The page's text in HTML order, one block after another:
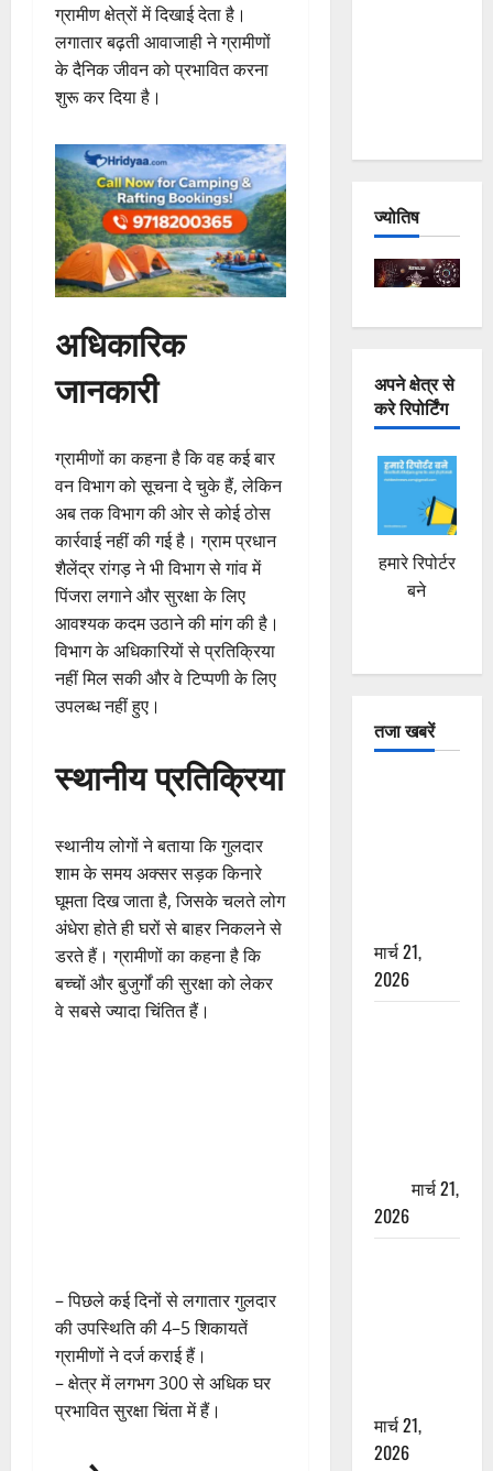
ग्रामीण क्षेत्रों में दिखाई देता है।
लगातार बढ़ती आवाजाही ने ग्रामीणों
के दैनिक जीवन को प्रभावित करना
शुरू कर दिया है।
अधिकारिक
जानकारी
ग्रामीणों का कहना है कि वह कई बार
वन विभाग को सूचना दे चुके हैं, लेकिन
अब तक विभाग की ओर से कोई ठोस
कार्रवाई नहीं की गई है। ग्राम प्रधान
शैलेंद्र रांगड़ ने भी विभाग से गांव में
पिंजरा लगाने और सुरक्षा के लिए
आवश्यक कदम उठाने की मांग की है।
विभाग के अधिकारियों से प्रतिक्रिया
नहीं मिल सकी और वे टिप्पणी के लिए
उपलब्ध नहीं हुए।
स्थानीय प्रतिक्रिया
स्थानीय लोगों ने बताया कि गुलदार
शाम के समय अक्सर सड़क किनारे
घूमता दिख जाता है, जिसके चलते लोग
अंधेरा होते ही घरों से बाहर निकलने से
डरते हैं। ग्रामीणों का कहना है कि
बच्चों और बुजुर्गों की सुरक्षा को लेकर
वे सबसे ज्यादा चिंतित हैं।
– पिछले कई दिनों से लगातार गुलदार
की उपस्थिति की 4–5 शिकायतें
ग्रामीणों ने दर्ज कराई हैं।
– क्षेत्र में लगभग 300 से अधिक घर
प्रभावित सुरक्षा चिंता में हैं।
ज्योतिष
अपने क्षेत्र से
करे रिपोर्टिंग
हमारे रिपोर्टर
बने
तजा खबरें
मार्च 21,
2026
मार्च 21,
2026
मार्च 21,
2026